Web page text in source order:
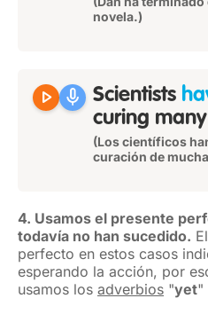
novela.)
play_arrow mic Scientists
curing
(Los científicos
curación de
4. Usamos el presente
todavía no han sucedido.
perfecto en estos casos
esperando la acción, por
usamos los adverbios "yet"